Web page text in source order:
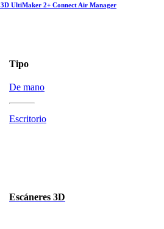
UltiMaker 2+ Connect Air Manager
Tipo
De mano
Escritorio
Escáneres 3D